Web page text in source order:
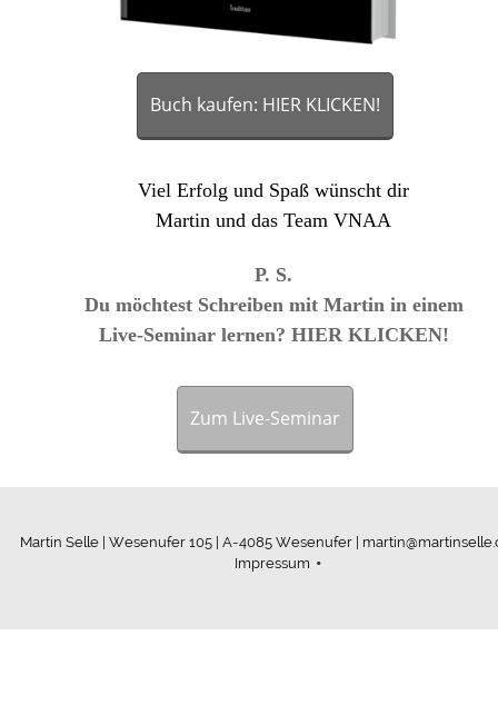
Buch kaufen: HIER KLICKEN!
Viel Erfolg und Spaß wünscht dir
Martin und das Team VNAA
P. S.
Du möchtest Schreiben mit Martin in einem
Live-Seminar lernen? HIER KLICKEN!
Zum Live-Seminar
Martin Selle | Wesenufer 105 | A-4085 Wesenufer |
Impressum